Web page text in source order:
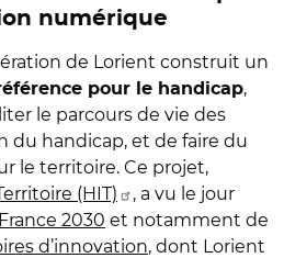
numérique
de Lorient construit un
pour le handicap,
le parcours de vie des
du handicap, et de faire du
le territoire. Ce projet,
(HIT)
, a vu le jour
France 2030 et notamment de
d’innovation, dont Lorient